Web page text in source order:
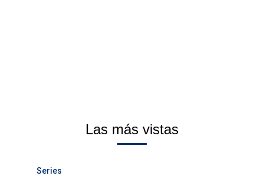
Las más vistas
Series